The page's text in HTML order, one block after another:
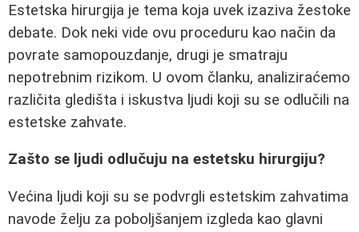
Estetska hirurgija je tema koja uvek izaziva žestoke
debate. Dok neki vide ovu proceduru kao način da
povrate samopouzdanje, drugi je smatraju
nepotrebnim rizikom. U ovom članku, analiziraćemo
različita gledišta i iskustva ljudi koji su se odlučili na
estetske zahvate.
Zašto se ljudi odlučuju na estetsku hirurgiju?
Većina ljudi koji su se podvrgli estetskim zahvatima
navode želju za poboljšanjem izgleda kao glavni